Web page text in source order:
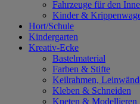
Fahrzeuge für den
Kinder &
Hort/Schule
Kindergarten
Kreativ-Ecke
Bastelmaterial
Farben & Stifte
Keilrahmen,
Kleben & Schneiden
Kneten & Modellieren